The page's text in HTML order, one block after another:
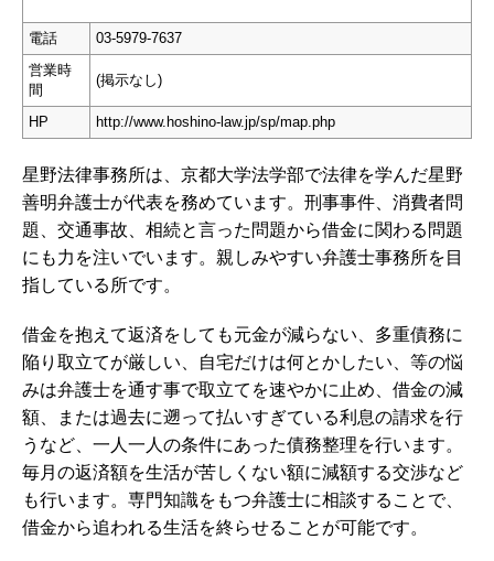
電話
03-5979-7637
営業時
間
(掲示なし)
HP http://www.hoshino-law.jp/sp/map.php
星野法律事務所は、京都大学法学部で法律を学んだ星野
善明弁護士が代表を務めています。刑事事件、消費者問
題、交通事故、相続と言った問題から借金に関わる問題
にも力を注いでいます。親しみやすい弁護士事務所を目
指している所です。
借金を抱えて返済をしても元金が減らない、多重債務に
陥り取立てが厳しい、自宅だけは何とかしたい、等の悩
みは弁護士を通す事で取立てを速やかに止め、借金の減
額、または過去に遡って払いすぎている利息の請求を行
うなど、一人一人の条件にあった債務整理を行います。
毎月の返済額を生活が苦しくない額に減額する交渉など
も行います。専門知識をもつ弁護士に相談することで、
借金から追われる生活を終らせることが可能です。